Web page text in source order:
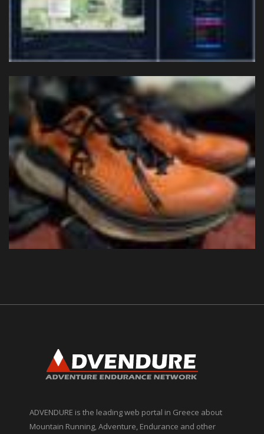
ADVENDURE is the leading web portal in Greece about
Mountain Running, Adventure, Endurance and other